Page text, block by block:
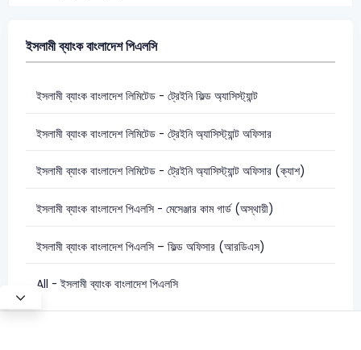
ইসলামী ব্যাংক বাংলাদেশ পিএলসি
ইসলামী ব্যাংক বাংলাদেশ লিমিটেড - ট্রেইনি ফিল্ড অ্যাসিস্ট্যান্ট
ইসলামী ব্যাংক বাংলাদেশ লিমিটেড - ট্রেইনি অ্যাসিস্ট্যান্ট অফিসার
ইসলামী ব্যাংক বাংলাদেশ লিমিটেড - ট্রেইনি অ্যাসিস্ট্যান্ট অফিসার (ক্যাশ)
ইসলামী ব্যাংক বাংলাদেশ পিএলসি - মেসেঞ্জার কাম গার্ড (অস্থায়ী)
ইসলামী ব্যাংক বাংলাদেশ পিএলসি – ফিল্ড অফিসার (আরডিএস)
All - ইসলামী ব্যাংক বাংলাদেশ পিএলসি